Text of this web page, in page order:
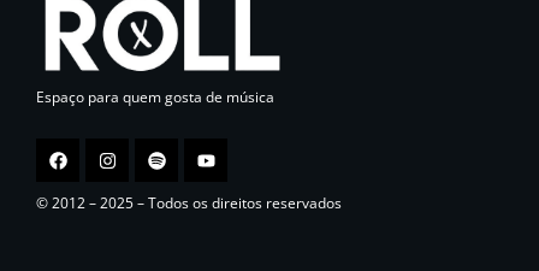
Espaço para quem gosta de música
© 2012 – 2025 – Todos os direitos reservados